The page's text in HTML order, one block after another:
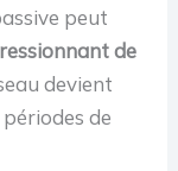
peut
de
devient
de